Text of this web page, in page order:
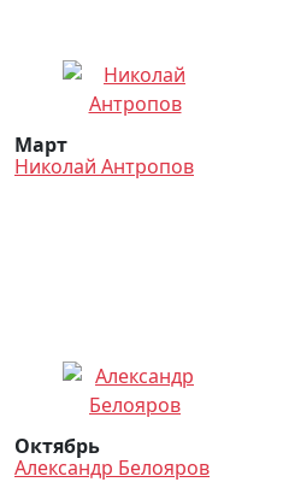
Март
Николай Антропов
Октябрь
Александр Белояров